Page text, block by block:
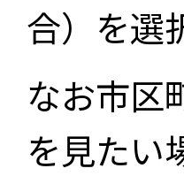
合）を選
なお市区
を見たい